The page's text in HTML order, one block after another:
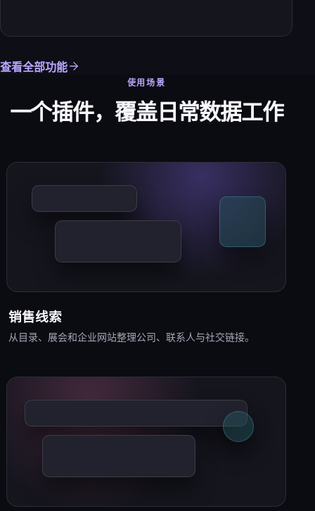
查看全部功能
使用场景
一个插件，覆盖日常数据工作
销售线索
从目录、展会和企业网站整理公司、联系人与社交链接。